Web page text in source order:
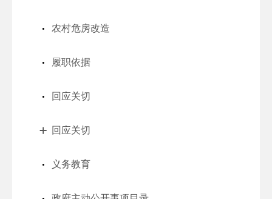
农村危房改造
履职依据
回应关切
回应关切
义务教育